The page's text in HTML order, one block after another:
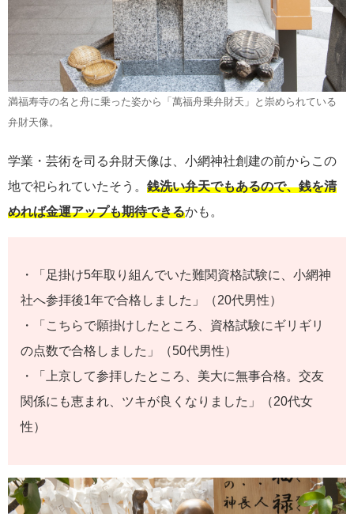
満福寿寺の名と舟に乗った姿から「萬福舟乗弁財天」と崇められている
弁財天像。
学業・芸術を司る弁財天像は、小網神社創建の前からこの
地で祀られていたそう。 銭洗い弁天でもあるので、銭を清
めれば金運アップも期待できるかも。
・「足掛け5年取り組んでいた難関資格試験に、小網神
社へ参拝後1年で合格しました」（20代男性）
・「こちらで願掛けしたところ、資格試験にギリギリ
の点数で合格しました」（50代男性）
・「上京して参拝したところ、美大に無事合格。交友
関係にも恵まれ、ツキが良くなりました」（20代女
性）